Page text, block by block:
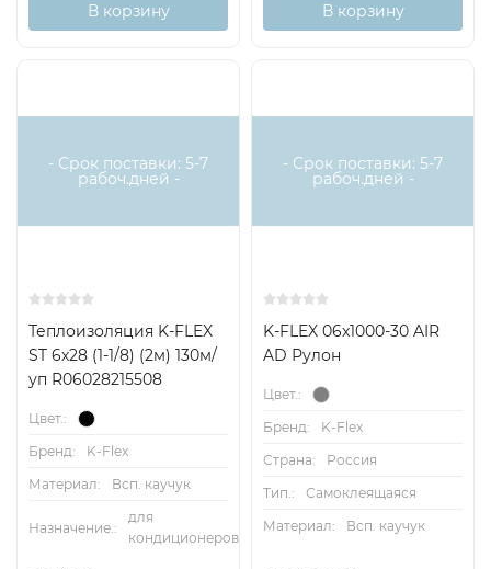
В корзину В корзину
- Срок поставки: 5-7
рабоч.дней -
Теплоизоляция K-FLEX
ST 6х28 (1-1/8) (2м) 130м/
уп R06028215508
Цвет.:
Бренд:
K-Flex
Материал:
Всп. каучук
Назначение.:
для
кондиционеров
- Срок поставки: 5-7
рабоч.дней -
K-FLEX 06x1000-30 AIR
AD Рулон
Цвет.:
Бренд:
K-Flex
Страна:
Россия
Тип.:
Самоклеящаяся
Материал:
Всп. каучук